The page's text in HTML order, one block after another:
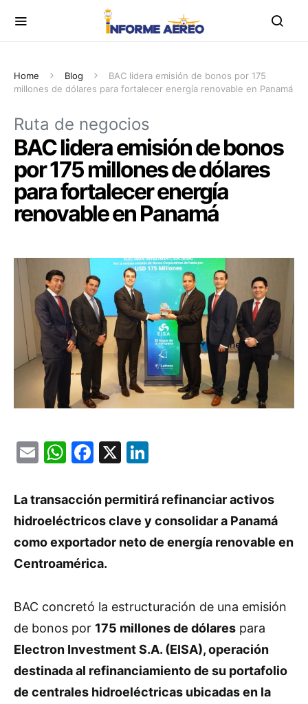
Home Blog
BAC lidera emisión de bonos por 175
millones de dólares para fortalecer energía renovable en Panamá
Ruta de negocios
BAC lidera emisión de bonos
por 175 millones de dólares
para fortalecer energía
renovable en Panamá
EmailWhatsApp
Facebook
X
La transacción permitirá refinanciar activos
hidroeléctricos clave y consolidar a Panamá
como exportador neto de energía renovable en
Centroamérica.
BAC concretó la estructuración de una emisión
de bonos por 175 millones de dólares para
Electron Investment S.A. (EISA), operación
destinada al refinanciamiento de su portafolio
de centrales hidroeléctricas ubicadas en la